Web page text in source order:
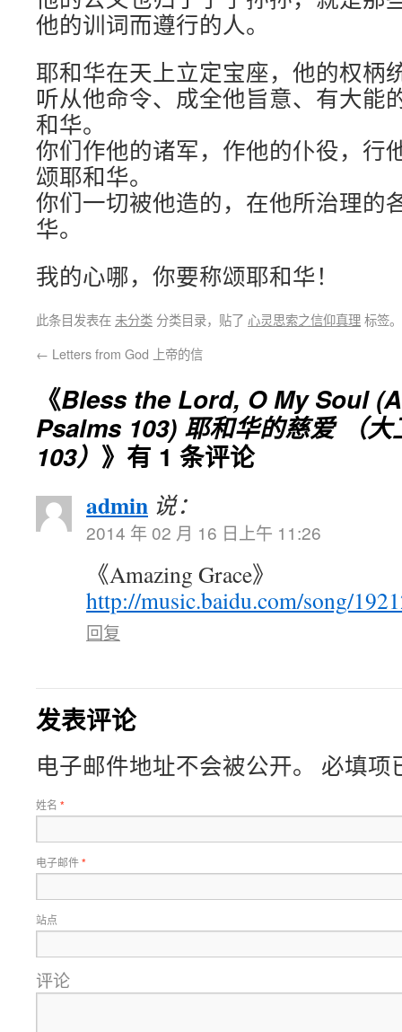
他的训词而遵行的人。
耶和华在天上立定宝座，他的权柄
听从他命令、成全他旨意、有大能
和华。
你们作他的诸军，作他的仆役，行
颂耶和华。
你们一切被他造的，在他所治理的
华。
我的心哪，你要称颂耶和华！
此条目发表在 未分类 分类目录，贴了 心灵思索之信仰真理标签
← Letters from God 上帝的信
《Bless the Lord, O My Soul
Psalms 103) 耶和华的慈爱 （
103） 》有 1 条评论
admin 说：
2014 年 02 月 16 日上午 11:26
《Amazing Grace》
http://music.baidu.com/song/
回复
发表评论
电子邮件地址不会被公开。 必填项
姓名 *
电子邮件*
站点
评论